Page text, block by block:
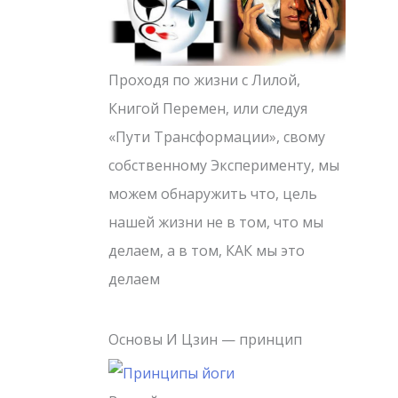
Проходя по жизни с Лилой,
Книгой Перемен, или следуя
«Пути Трансформации», свому
собственному Эксперименту, мы
можем обнаружить что, цель
нашей жизни не в том, что мы
делаем, а в том, КАК мы это
делаем
Основы И Цзин — принцип